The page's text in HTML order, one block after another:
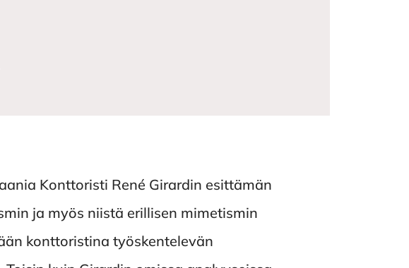
Konttoristi René Girardin esittämän
ja myös niistä erillisen mimetismin
konttoristina työskentelevän